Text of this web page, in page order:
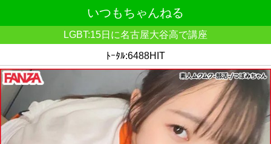
いつもちゃんねる
LGBT:15日に名古屋大谷高で講座
ﾄｰﾀﾙ:6488HIT